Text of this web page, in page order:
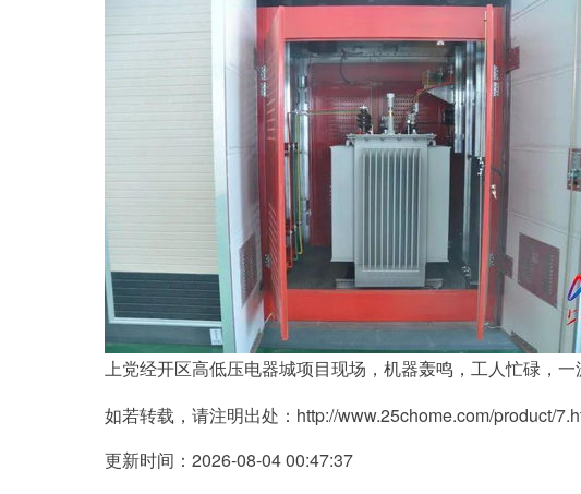
上党经开区高低压电器城项目现场，机器轰鸣，工人忙碌，
如若转载，请注明出处：http://www.25chome.com/product/
更新时间：2026-08-04 00:47:37